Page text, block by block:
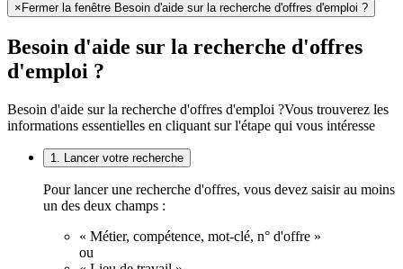
× Fermer la fenêtre Besoin d'aide sur la recherche d'offres d'emploi ?
Besoin d'aide sur la recherche d'offres
d'emploi ?
Besoin d'aide sur la recherche d'offres d'emploi ?Vous trouverez les
informations essentielles en cliquant sur l'étape qui vous intéresse
1. Lancer votre recherche
Pour lancer une recherche d'offres, vous devez saisir au moins
un des deux champs :
« Métier, compétence, mot-clé, n° d'offre »
ou